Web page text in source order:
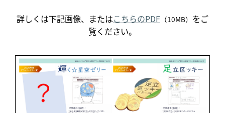
詳しくは下記画像、またはこちらのPDF （10MB） をご
覧ください。